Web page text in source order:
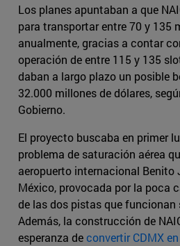
Los planes apuntaban a que
para transportar entre 70 y 135
anualmente, gracias a contar
operación de entre 115 y 135
daban a largo plazo un posible
32.000 millones de dólares,
Gobierno.
El proyecto buscaba en primer
problema de saturación aérea
aeropuerto internacional Benito
México, provocada por la poca
de las dos pistas que
Además, la construcción de
esperanza deconvertir CDMX